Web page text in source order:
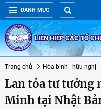
DANH MỤC
LIÊN HIỆP CÁC TỔ
Trang chủ Hòa bình - hữu nghị
Lan tỏa tư tưởng
Minh tại Nhật